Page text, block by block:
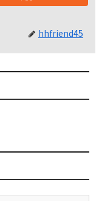
hhfriend45